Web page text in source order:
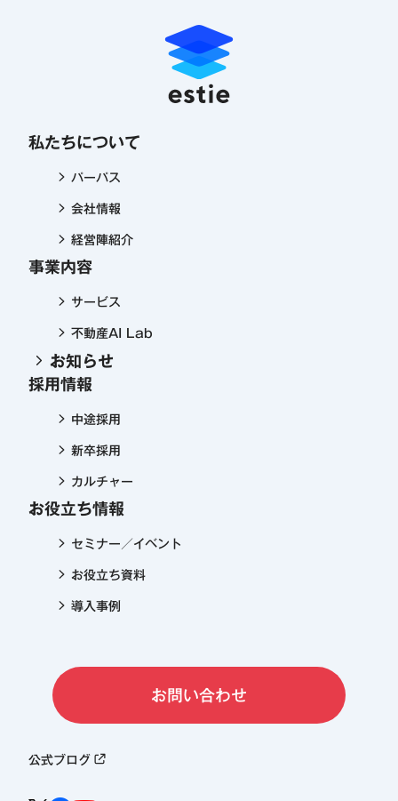
私たちについて
パーパス
会社情報
経営陣紹介
事業内容
サービス
不動産AI Lab
お知らせ
採用情報
中途採用
新卒採用
カルチャー
お役立ち情報
セミナー／イベント
お役立ち資料
導入事例
お問い合わせ
公式ブログ